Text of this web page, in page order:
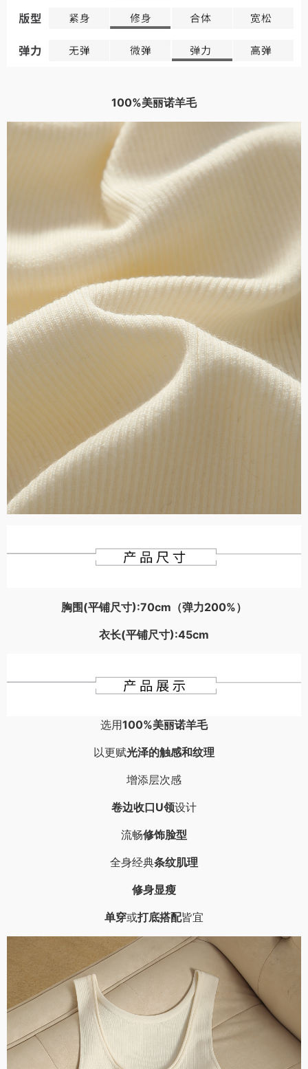
100%美丽诺羊毛
胸围(平铺尺寸):70cm（弹力200%）
衣长(平铺尺寸):45cm
选用100%美丽诺羊毛
以更赋光泽的触感和纹理
增添层次感
卷边收口U领设计
流畅修饰脸型
全身经典条纹肌理
修身显瘦
单穿或打底搭配皆宜